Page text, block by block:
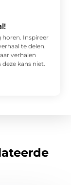
horen. Inspireer
te delen.
verhalen
kans niet.